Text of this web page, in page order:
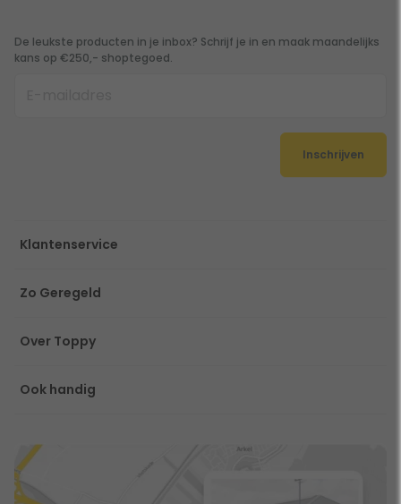
De leukste producten in je inbox? Schrijf je in en maak maandelijks
kans op €250,- shoptegoed.
Inschrijven
Klantenservice
Zo Geregeld
Over Toppy
Ook handig